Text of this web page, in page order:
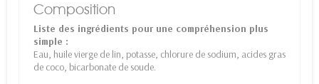
Composition
Liste des ingrédients pour une compréhension plus
simple :
Eau, huile vierge de lin, potasse, chlorure de sodium, acides gras
de coco, bicarbonate de soude.